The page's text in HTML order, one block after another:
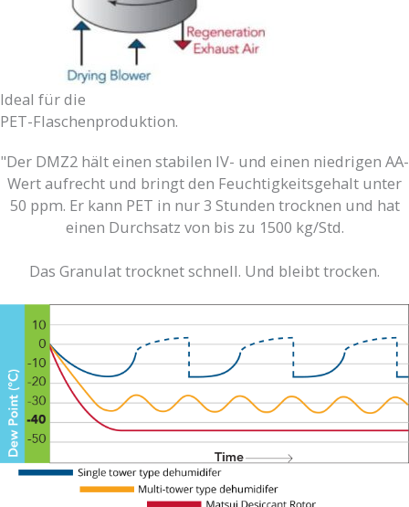
Ideal für die
PET-Flaschenproduktion.
"Der DMZ2 hält einen stabilen IV- und einen niedrigen AA-
Wert aufrecht und bringt den Feuchtigkeitsgehalt unter
50 ppm. Er kann PET in nur 3 Stunden trocknen und hat
einen Durchsatz von bis zu 1500 kg/Std.
Das Granulat trocknet schnell. Und bleibt trocken.